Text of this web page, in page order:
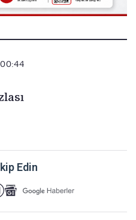
00:44
Edin